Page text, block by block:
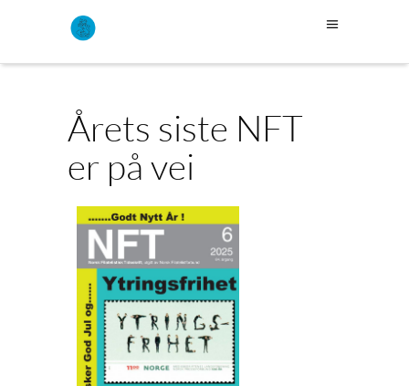
Årets siste NFT
er på vei